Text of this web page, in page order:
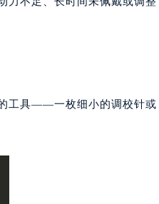
前预约）
预约）
约）
工具——一枚细小的调校针或